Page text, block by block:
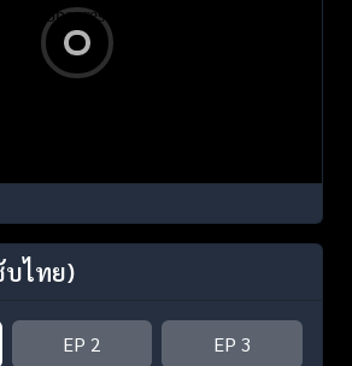
บไทย)
EP 2 EP 3